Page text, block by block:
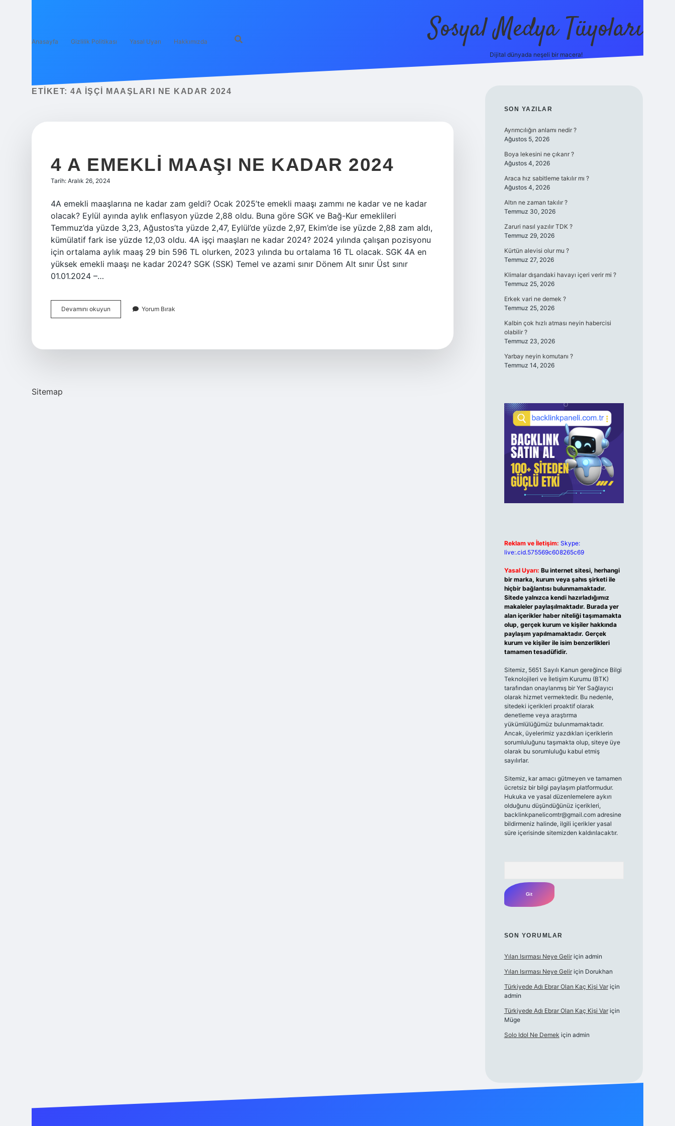
Anasayfa Gizlilik Politikası Yasal Uyarı Hakkımızda Sosyal Medya Tüyoları
Dijital dünyada neşeli bir macera!
ETIKET: 4A IŞÇI MAAŞLARI NE KADAR 2024
4 A EMEKLI MAAŞI NE KADAR 2024
Tarih: Aralık 26, 2024
4A emekli maaşlarına ne kadar zam geldi? Ocak 2025’te emekli maaşı zammı ne kadar ve ne kadar
olacak? Eylül ayında aylık enflasyon yüzde 2,88 oldu. Buna göre SGK ve Bağ-Kur emeklileri
Temmuz’da yüzde 3,23, Ağustos’ta yüzde 2,47, Eylül’de yüzde 2,97, Ekim’de ise yüzde 2,88 zam aldı,
kümülatif fark ise yüzde 12,03 oldu. 4A işçi maaşları ne kadar 2024? 2024 yılında çalışan pozisyonu
için ortalama aylık maaş 29 bin 596 TL olurken, 2023 yılında bu ortalama 16 TL olacak. SGK 4A en
yüksek emekli maaşı ne kadar 2024? SGK (SSK) Temel ve azami sınır Dönem Alt sınır Üst sınır
01.01.2024 –…
Devamını okuyun
A
Yorum Bırak
Sitemap
SIDEBAR
SON YAZILAR
Ayrımcılığın anlamı nedir ?
Ağustos 5, 2026
Boya lekesini ne çıkarır ?
Ağustos 4, 2026
Araca hız sabitleme takılır mı ?
Ağustos 4, 2026
Altın ne zaman takılır ?
Temmuz 30, 2026
Zaruri nasıl yazılır TDK ?
Temmuz 29, 2026
Kürtün alevisi olur mu ?
Temmuz 27, 2026
Klimalar dışarıdaki havayı içeri verir mi ?
Temmuz 25, 2026
Erkek vari ne demek ?
Temmuz 25, 2026
Kalbin çok hızlı atması neyin habercisi
olabilir ?
Temmuz 23, 2026
Yarbay neyin komutanı ?
Temmuz 14, 2026
Reklam ve İletişim: Skype:
live:.cid.575569c608265c69
Yasal Uyarı: Bu internet sitesi, herhangi
bir marka, kurum veya şahıs şirketi ile
hiçbir bağlantısı bulunmamaktadır.
Sitede yalnızca kendi hazırladığımız
makaleler paylaşılmaktadır. Burada yer
alan içerikler haber niteliği taşımamakta
olup, gerçek kurum ve kişiler hakkında
paylaşım yapılmamaktadır. Gerçek
kurum ve kişiler ile isim benzerlikleri
tamamen tesadüfidir.
Sitemiz, 5651 Sayılı Kanun gereğince Bilgi
Teknolojileri ve İletişim Kurumu (BTK)
tarafından onaylanmış bir Yer Sağlayıcı
olarak hizmet vermektedir. Bu nedenle,
sitedeki içerikleri proaktif olarak
denetleme veya araştırma
yükümlülüğümüz bulunmamaktadır.
Ancak, üyelerimiz yazdıkları içeriklerin
sorumluluğunu taşımakta olup, siteye üye
olarak bu sorumluluğu kabul etmiş
sayılırlar.
Sitemiz, kar amacı gütmeyen ve tamamen
ücretsiz bir bilgi paylaşım platformudur.
Hukuka ve yasal düzenlemelere aykırı
olduğunu düşündüğünüz içerikleri,
backlinkpanelicomtr@gmail.comadresine
bildirmeniz halinde, ilgili içerikler yasal
süre içerisinde sitemizden kaldırılacaktır.
SON YORUMLAR
Yılan Isırması Neye Geliriçin admin
Yılan Isırması Neye Geliriçin Dorukhan
Türkiyede Adı Ebrar Olan Kaç Kişi Variçin
admin
Türkiyede Adı Ebrar Olan Kaç Kişi Variçin
Müge
Solo Idol Ne Demek için admin